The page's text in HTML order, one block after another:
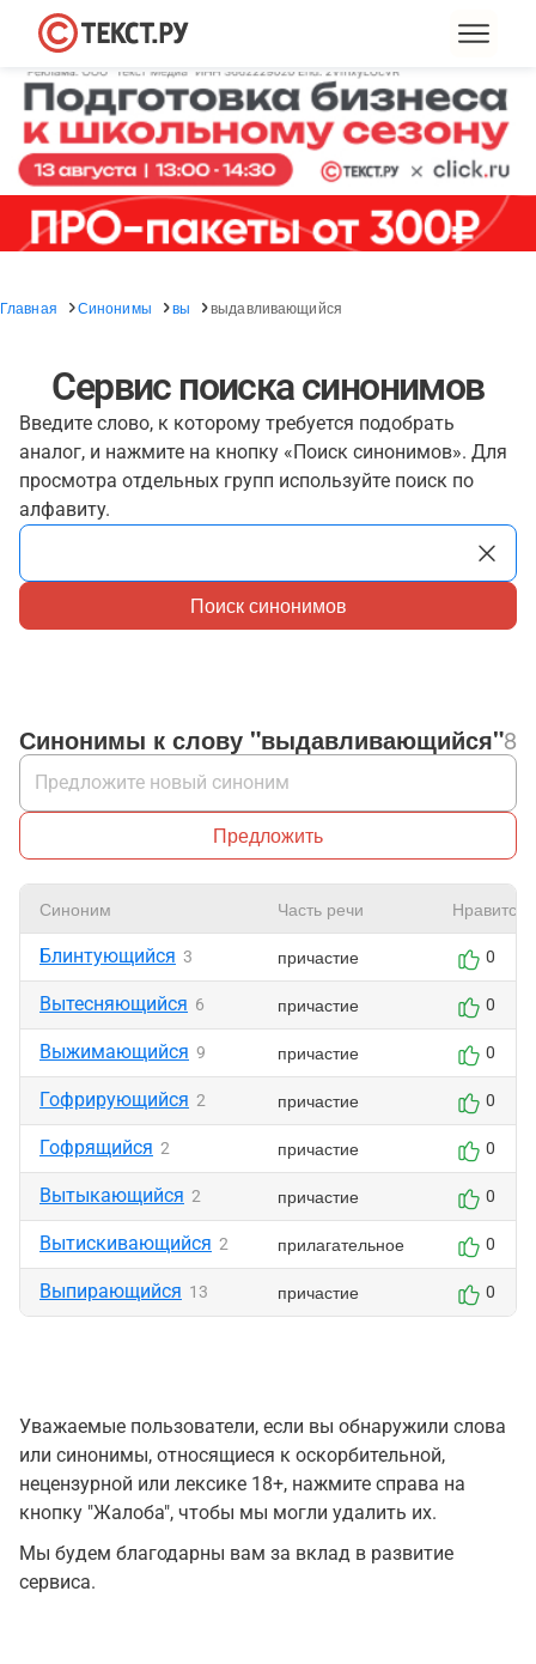
Главная Синонимы вы выдавливающийся
Сервис поиска синонимов
Введите слово, к которому требуется подобрать
аналог, и нажмите на кнопку «Поиск синонимов». Для
просмотра отдельных групп используйте поиск по
алфавиту.
Поиск синонимов
Синонимы к слову "выдавливающийся"8
Предложить
Синоним Часть речи Нравится
Блинтующийся 3 причастие 0
Вытесняющийся 6 причастие 0
Выжимающийся 9 причастие 0
Гофрирующийся 2 причастие 0
Гофрящийся 2 причастие 0
Вытыкающийся 2 причастие 0
Вытискивающийся 2 прилагательное 0
Выпирающийся 13 причастие 0
Уважаемые пользователи, если вы обнаружили слова
или синонимы, относящиеся к оскорбительной,
нецензурной или лексике 18+, нажмите справа на
кнопку "Жалоба", чтобы мы могли удалить их.
Мы будем благодарны вам за вклад в развитие
сервиса.